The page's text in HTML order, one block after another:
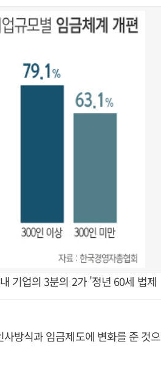
기업의 3분의 2가 '정년 60세 법제
방식과 임금제도에 변화를 준 것으